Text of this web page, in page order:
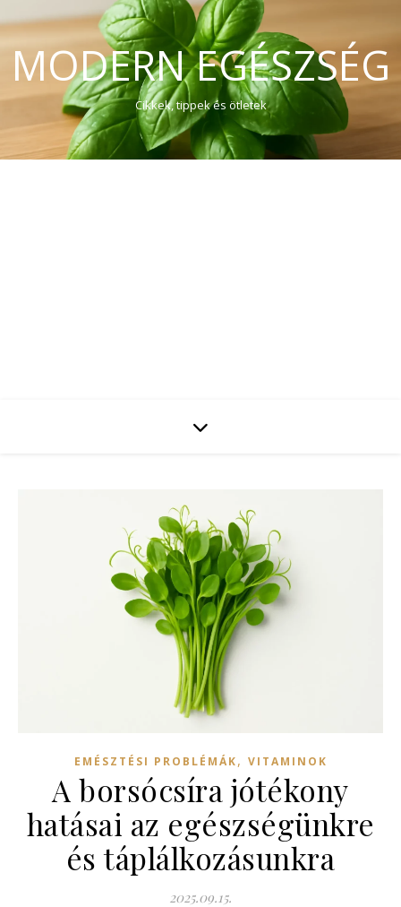
MODERN EGÉSZSÉG
Cikkek, tippek és ötletek
EMÉSZTÉSI PROBLÉMÁK, VITAMINOK
A borsócsíra jótékony
hatásai az egészségünkre
és táplálkozásunkra
2025.09.15.